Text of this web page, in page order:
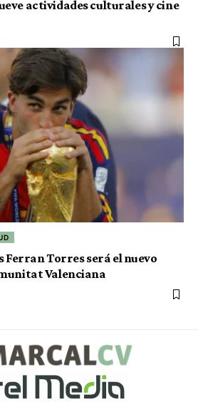
actividades culturales y cine
Ferran Torres será el nuevo
Valenciana